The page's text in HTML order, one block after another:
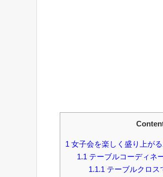
1 女子会を楽しく盛り上が
1.1 テーブルコーディネ
1.1.1 テーブルクロス